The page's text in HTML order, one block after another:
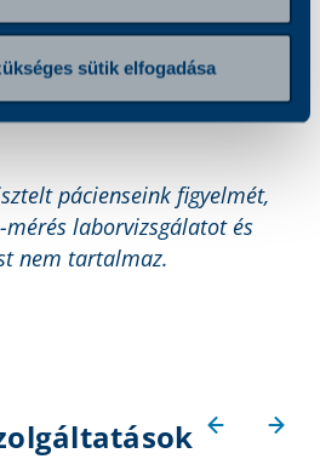
sütik elfogadása
is. Az Inbody mérés jó
elkezdéséhez és
követésének is.
pácienseink figyelmét,
mérés laborvizsgálatot és
nem tartalmaz.